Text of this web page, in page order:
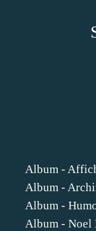
Album -
Album -
Album -
Album - Noel